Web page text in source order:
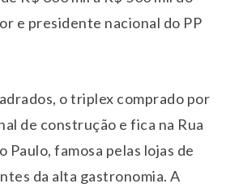
e presidente nacional do PP
o triplex comprado por
de construção e fica na Rua
Paulo, famosa pelas lojas de
da alta gastronomia. A